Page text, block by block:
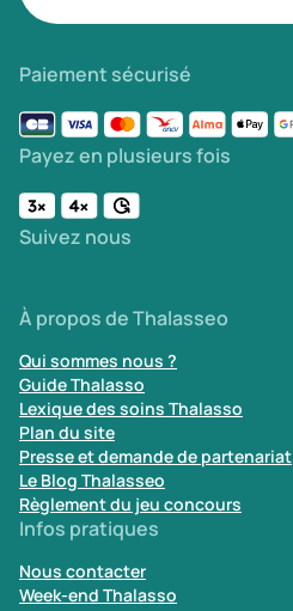
Paiement sécurisé
Payez en plusieurs fois
Suivez nous
À propos de Thalasseo
Qui sommes nous ?
Guide Thalasso
Lexique des soins Thalasso
Plan du site
Presse et demande de partenariat
Le Blog Thalasseo
Règlement du jeu concours
Infos pratiques
Nous contacter
Week-end Thalasso